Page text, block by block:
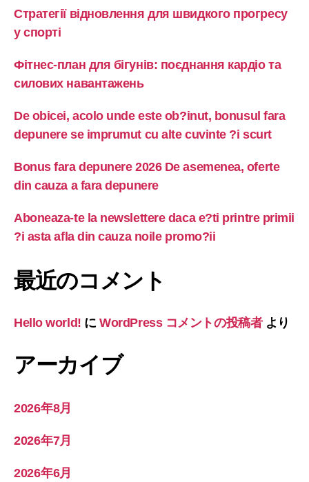
Стратегії відновлення для швидкого прогресу
у спорті
Фітнес-план для бігунів: поєднання кардіо та
силових навантажень
De obicei, acolo unde este ob?inut, bonusul fara
depunere se imprumut cu alte cuvinte ?i scurt
Bonus fara depunere 2026 De asemenea, oferte
din cauza a fara depunere
Aboneaza-te la newslettere daca e?ti printre primii
?i asta afla din cauza noile promo?ii
最近のコメント
Hello world! にWordPress コメントの投稿者より
アーカイブ
2026年8月
2026年7月
2026年6月